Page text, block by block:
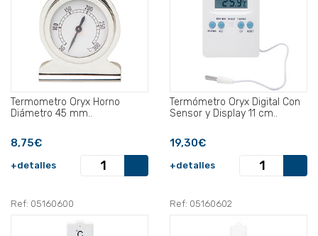
Termometro Oryx Horno
Diámetro 45 mm..
8,75€
+detalles
Termómetro Oryx Digital Con
Sensor y Display 11 cm..
19,30€
+detalles
Ref: 05160600 Ref: 05160602